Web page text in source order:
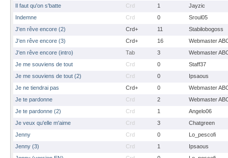
Il faut qu'on s'batte
Crd 1
Jayzic
Indemne
Crd 0
Sroul05
J'en rêve encore (2)
Crd+ 11
Stabilobogoss
J'en rêve encore (3)
Crd+ 16
Webmaster
J'en rêve encore (intro)
Tab 3
Webmaster
Je me souviens de tout
Crd 0
Staff37
Je me souviens de tout (2)
Crd 0
Ipsaous
Je ne tiendrai pas
Crd+ 0
Webmaster
Je te pardonne
Crd 2
Webmaster
Je te pardonne (2)
Crd 1
Angelo06
Je veux qu'elle m'aime
Crd 3
Chatgreen
Jenny
Crd 0
Lo_pescofi
Jenny (3)
Crd 1
Ipsaous